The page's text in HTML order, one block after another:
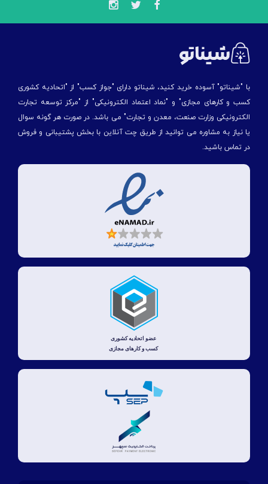
با "شیناتو" آسوده خرید کنید، شیناتو دارای "جواز کسب" از "اتحادیه کشوری
کسب و کارهای مجازی" و "نماد اعتماد الکترونیکی" از "مركز توسعه تجارت
الكترونیكی وزارت صنعت، معدن و تجارت" می باشد. در صورت هر گونه سوال
یا نیاز به مشاوره می توانید از طریق چت آنلاین با بخش پشتیبانی و فروش
در تماس باشید.